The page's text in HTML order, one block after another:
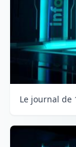
Le journal de